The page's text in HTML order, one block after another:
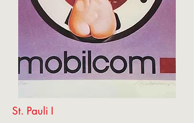
St. Pauli I